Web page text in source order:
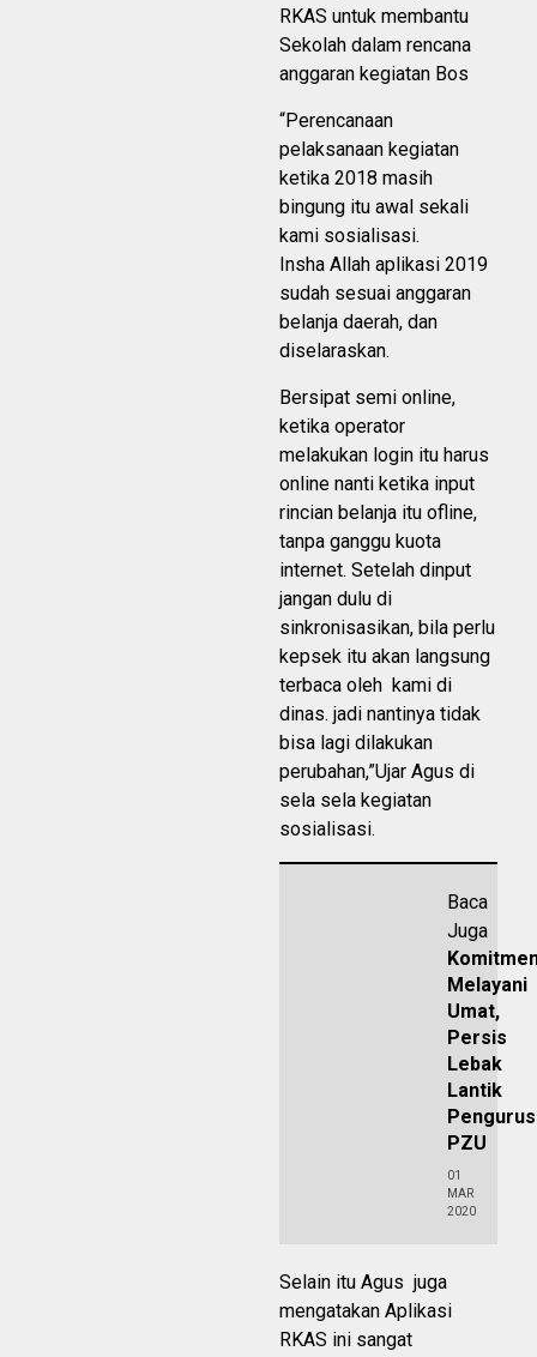
RKAS untuk membantu
Sekolah dalam rencana
anggaran kegiatan Bos
“Perencanaan
pelaksanaan kegiatan
ketika 2018 masih
bingung itu awal sekali
kami sosialisasi.
Insha Allah aplikasi 2019
sudah sesuai anggaran
belanja daerah, dan
diselaraskan.
Bersipat semi online,
ketika operator
melakukan login itu harus
online nanti ketika input
rincian belanja itu ofline,
tanpa ganggu kuota
internet. Setelah dinput
jangan dulu di
sinkronisasikan, bila perlu
kepsek itu akan langsung
terbaca oleh kami di
dinas. jadi nantinya tidak
bisa lagi dilakukan
perubahan,”Ujar Agus di
sela sela kegiatan
sosialisasi.
Baca
Juga
Melayani
Umat,
Persis
Lebak
Lantik
Pengurus
PZU
01
MAR
2020
Selain itu Agus juga
mengatakan Aplikasi
RKAS ini sangat